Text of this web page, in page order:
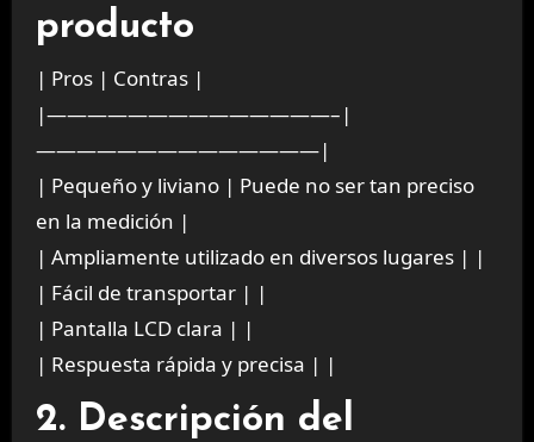
producto
| Pros | Contras |
|——————————————–|
——————————————|
| Pequeño y liviano | Puede no ser tan preciso
en la medición |
| Ampliamente utilizado en diversos lugares | |
| Fácil de transportar | |
| Pantalla LCD clara | |
| Respuesta rápida y precisa | |
2. Descripción del